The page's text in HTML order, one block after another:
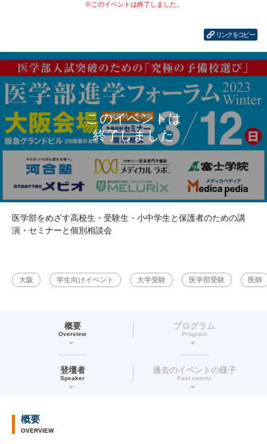
リンクをコピー
医学部をめざす高校生・受験生・小中学生と保護者のための講
演・セミナーと個別相談会
大阪 学生向けイベント 大学受験 医学部受験 医師
概要
Overview
プログラム
Program
登壇者
Speaker
過去のイベントの様子
Past events
概要
OVERVIEW